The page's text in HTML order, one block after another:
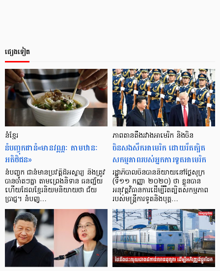
ផ្សេងទៀត
នំ​ខ្មែរ
នំបញ្ចុក​ជា​នំ«មានវណ្ណៈ តាមឋានៈ
អតិថិជន»
នំ​បញ្ចុក ជា​នំ​មាន​ប្រវត្តិ​ដ៏​អស្ចារ្យ និង​ត្រូវ​
បាន​ចាំ​តៗ​គ្នា តាម​ព្រេង​និទាន ធនញ្ជ័យ
ហើយ​ដែល​ខ្មែរ​និយម​និយាយ​ថា ជ័យ
ប្រាជ្ញ។ នំ​បញ្…
ភាពតានតឹង​រវាង​អាមេរិក និង​ចិន
ចិន​សងសឹក​អាមេរិក ដោយ​រឹតត្បិត​
សកម្មភាពរបស់អ្នកការទូត​អាមេរិក
រដ្ឋាភិបាលចិន​បាន​និយាយនៅថ្ងៃសុក្រ
(ទី១១ កញ្ញា ២០២០) ថា ខ្លួន​បាន​
អនុវត្ត​វិធានការដើម្បី​រឹតត្បិត​សកម្មភាព​
របស់​មន្ត្រី​ការទូត​និង​បុគ្គ…